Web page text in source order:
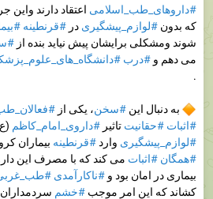
#داروهای_طب_اسلامی اعتقاد دارند واین
که بدون #لوازم_پیشگیری در #قرنطینه
شوند ومشکلی برایشان پیش نیاید بنده از
می دهم و #درب
.
به دنبال این#سخن، یکی از
#اثبات #حقانیت تاثیر #داروی_امام_کاظم
#لوازم_پیشگیری وارد #قرنطینه بیماران
#همگان #اثبات می کند که با مصرف این
بیماری در امان بود و #ناکارآمدی
کشاند که این امر موجب #خشم